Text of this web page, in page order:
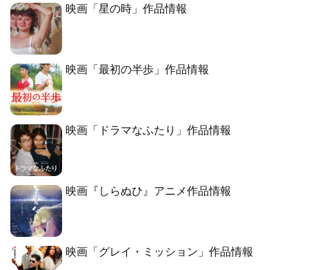
映画「星の時」作品情報
映画「最初の半歩」作品情報
映画「ドラマなふたり」作品情報
映画『しらぬひ』アニメ作品情報
映画「グレイ・ミッション」作品情報